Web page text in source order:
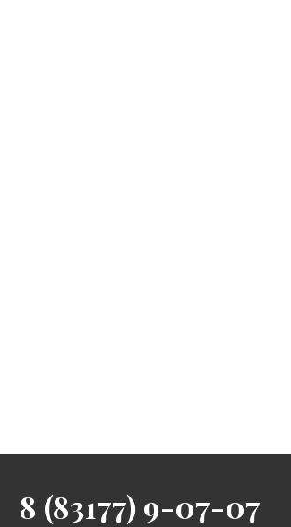
8 (83177) 9-07-07